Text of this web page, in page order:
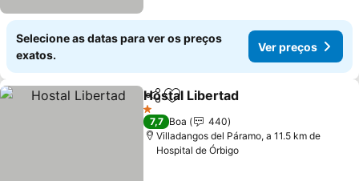
Selecione as datas para ver os preços
exatos.
Ver preços
PartilharAdicionar aos favoritos
Hostal Libertad
1 Estrelas
7,7 Boa
440
Villadangos del Páramo, a 11.5 km de
Hospital de Órbigo